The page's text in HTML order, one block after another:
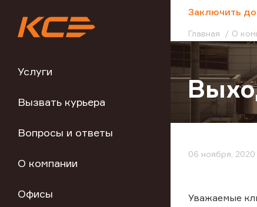
Услуги
Вызвать курьера
Вопросы и ответы
О компании
Офисы
Заключить
Главная О
06 ноября, 2020
Уважаемые